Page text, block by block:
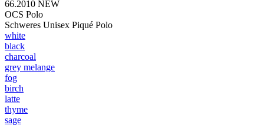
66.2010 NEW
OCS Polo
Schweres Unisex Piqué Polo
white
black
charcoal
grey melange
fog
birch
latte
thyme
sage